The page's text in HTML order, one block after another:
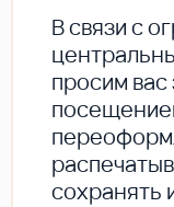
В cвязи с
просим
сохранять